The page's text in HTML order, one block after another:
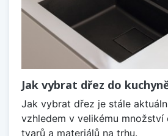
Jak vybrat dřez do
Jak vybrat dřez je stále
vzhledem v velikému množství
tvarů a materiálů na trhu.